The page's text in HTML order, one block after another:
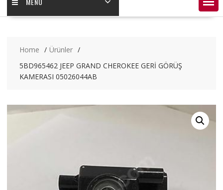
Home
Ürünler
5BD965462 JEEP GRAND CHEROKEE GERİ GÖRÜŞ
KAMERASI 05026044AB